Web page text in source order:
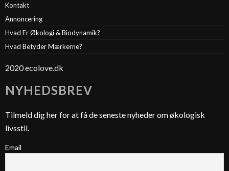
Kontakt
Annoncering
Hvad Er Økologi & Biodynamik?
Hvad Betyder Mærkerne?
2020 ecolove.dk
NYHEDSBREV
Tilmeld dig her for at få de seneste nyheder om økologisk
livsstil.
Email